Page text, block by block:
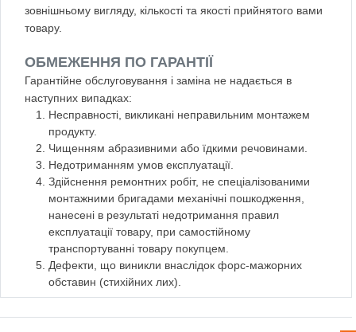
зовнішньому вигляду, кількості та якості прийнятого вами
товару.
ОБМЕЖЕННЯ ПО ГАРАНТІЇ
Гарантійне обслуговування і заміна не надається в
наступних випадках:
Несправності, викликані неправильним монтажем
продукту.
Чищенням абразивними або їдкими речовинами.
Недотриманням умов експлуатації.
Здійснення ремонтних робіт, не спеціалізованими
монтажними бригадами механічні пошкодження,
нанесені в результаті недотримання правил
експлуатації товару, при самостійному
транспортуванні товару покупцем.
Дефекти, що виникли внаслідок форс-мажорних
обставин (стихійних лих).